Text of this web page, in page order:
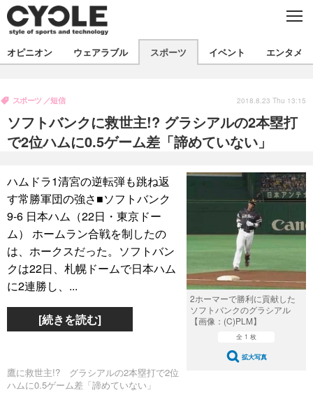
C
E
製品/用品
衣類
飲食
バックナンバー
コラム
インプレ
ボイス
デバイス
ビジネス
国内
スポーツ
選手
動画
試乗会
ツアー
文化
エンタメ
芸能
出版／映画
話題
ファッション
デザイン
写真
動画
ライフ
社会
政治
ハウツー
オピニオン ウェアラブル スポーツ イベント エンタメ
ソフトバンクに救世主!? グラシアルの2本塁打
で2位ハムに0.5ゲーム差「諦めていない」
スポーツ 短信 2018.8.23 Thu 13:15
2ホーマーで勝利に貢献した
ソフトバンクのグラシアル
【画像：(C)PLM】
全 1 枚
拡大写真
ハムドラ1清宮の逆転弾も跳ね返
す常勝軍団の強さ■ソフトバンク
9-6 日本ハム（22日・東京ドー
ム） ホームラン合戦を制したの
は、ホークスだった。ソフトバン
クは22日、札幌ドームで日本ハム
に2連勝し、...
[続きを読む]
鷹に救世主!? グラシアルの2本塁打で2位
ハムに0.5ゲーム差「諦めていない」